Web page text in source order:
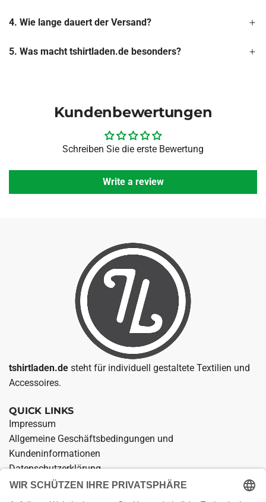
4. Wie lange dauert der Versand?
5. Was macht tshirtladen.de besonders?
Kundenbewertungen
Schreiben Sie die erste Bewertung
Write a review
tshirtladen.de steht für individuell gestaltete Textilien und
Accessoires.
QUICK LINKS
Impressum
Allgemeine Geschäftsbedingungen und
Kundeninformationen
Datenschutzerklärung
Widerrufsrecht für den Verkauf von Waren